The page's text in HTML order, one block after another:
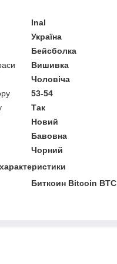
Inal
Україна
Бейсболка
Вишивка
Чоловіча
53-54
Так
Новий
Бавовна
Чорний
Биткоин Bitcoin BTC